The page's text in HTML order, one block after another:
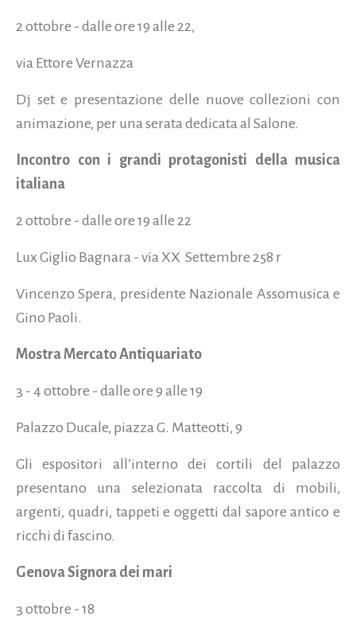
2 ottobre - dalle ore 19 alle 22,
via Ettore Vernazza
Dj set e presentazione delle nuove collezioni con
animazione, per una serata dedicata al Salone.
Incontro con i grandi protagonisti della musica
italiana
2 ottobre - dalle ore 19 alle 22
Lux Giglio Bagnara - via XX Settembre 258 r
Vincenzo Spera, presidente Nazionale Assomusica e
Gino Paoli.
Mostra Mercato Antiquariato
3 - 4 ottobre - dalle ore 9 alle 19
Palazzo Ducale, piazza G. Matteotti, 9
Gli espositori all’interno dei cortili del palazzo
presentano una selezionata raccolta di mobili,
argenti, quadri, tappeti e oggetti dal sapore antico e
ricchi di fascino.
Genova Signora dei mari
3 ottobre - 18